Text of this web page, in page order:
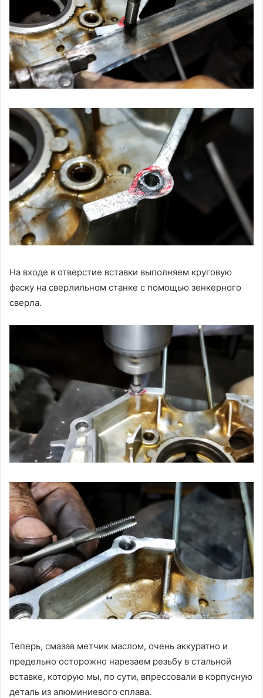
На входе в отверстие вставки выполняем круговую
фаску на сверлильном станке с помощью зенкерного
сверла.
Теперь, смазав метчик маслом, очень аккуратно и
предельно осторожно нарезаем резьбу в стальной
вставке, которую мы, по сути, впрессовали в корпусную
деталь из алюминиевого сплава.